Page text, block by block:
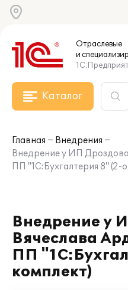
Отраслевые
и
Каталог
Главная
Внедрения
Внедрение у ИП
ПП "1С:Бухгалтерия 8" (2-
Внедрение у
Вячеслава
ПП
комплект)